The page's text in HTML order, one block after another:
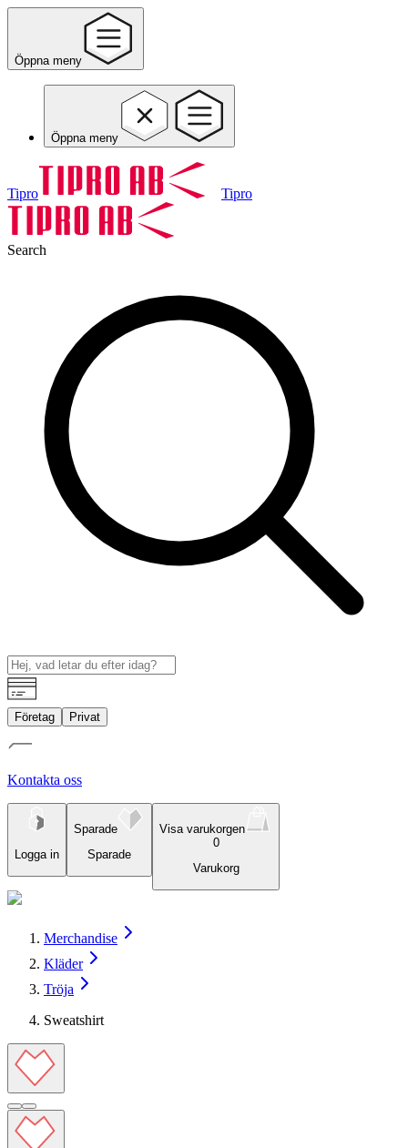
Öppna meny
Öppna meny
Tipro Tipro
Search
Företag Privat
Kontakta oss
Logga in
Sparade
Sparade
Visa varukorgen
0
Varukorg
Merchandise
Kläder
Tröja
Sweatshirt